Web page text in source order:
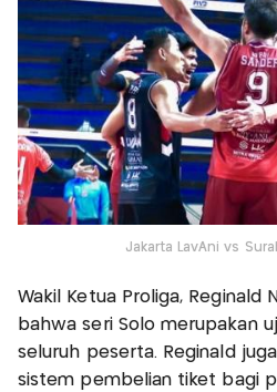
Jakarta LavAni vs
Wakil Ketua Proliga, Reginald
bahwa seri Solo merupakan
seluruh peserta. Reginald
sistem pembelian tiket bagi